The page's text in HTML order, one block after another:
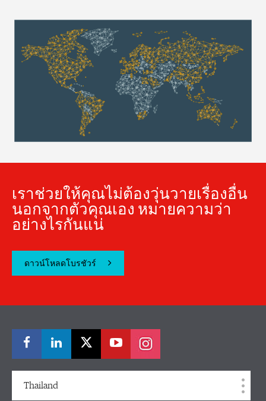
เราช่วยให้คุณไม่ต้องวุ่นวายเรื่องอื่น
นอกจากตัวคุณเอง หมายความว่า
อย่างไรกันแน่
ดาวน์โหลดโบรชัวร์
Thailand